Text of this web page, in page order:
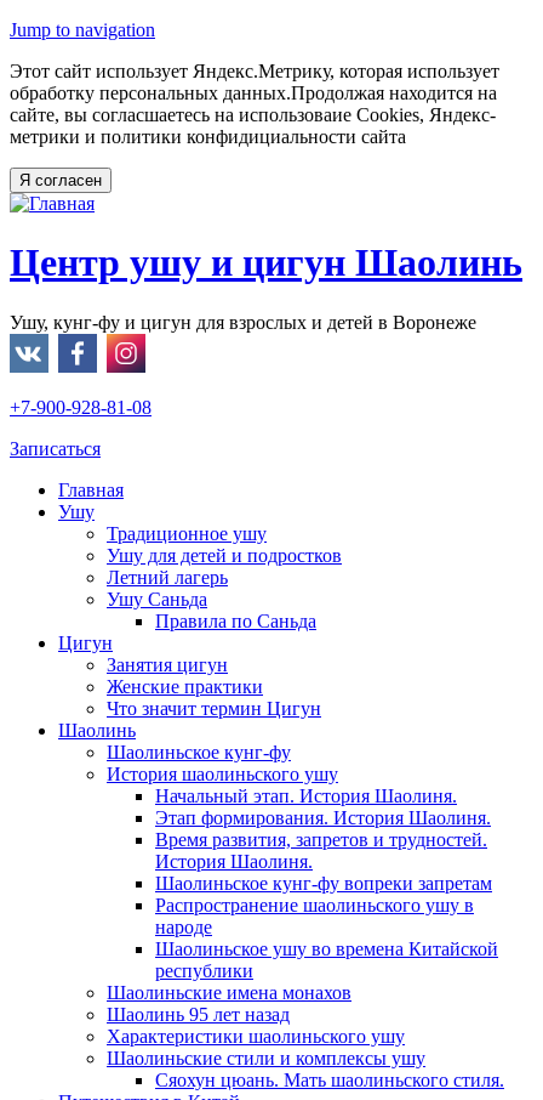
Jump to navigation
Этот сайт использует Яндекс.Метрику, которая использует
обработку персональных данных.Продолжая находится на
сайте, вы согласшаетесь на использоваие Cookies, Яндекс-
метрики и политики конфидициальности сайта
Центр ушу и цигун Шаолинь
Ушу, кунг-фу и цигун для взрослых и детей в Воронеже
+7-900-928-81-08
Записаться
Главная
Ушу
Традиционное ушу
Ушу для детей и подростков
Летний лагерь
Ушу Саньда
Правила по Саньда
Цигун
Занятия цигун
Женские практики
Что значит термин Цигун
Шаолинь
Шаолиньское кунг-фу
История шаолиньского ушу
Начальный этап. История Шаолиня.
Этап формирования. История Шаолиня.
Время развития, запретов и трудностей.
История Шаолиня.
Шаолиньское кунг-фу вопреки запретам
Распространение шаолиньского ушу в
народе
Шаолиньское ушу во времена Китайской
республики
Шаолиньские имена монахов
Шаолинь 95 лет назад
Характеристики шаолиньского ушу
Шаолиньские стили и комплексы ушу
Сяохун цюань. Мать шаолиньского стиля.